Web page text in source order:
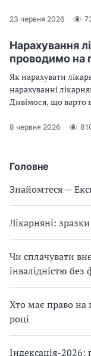
Головне
Знайомтеся —
Лікарняні:
Чи сплачувати
інвалідністю без
Хто має право на
році
Індексація-
довідка ОК-7, а коли
23 червня 2026
Нарахування
проводимо на
Як нарахувати
нарахуванні
Дивімося, що варто
лікарняних, як бути
8 червня 2026